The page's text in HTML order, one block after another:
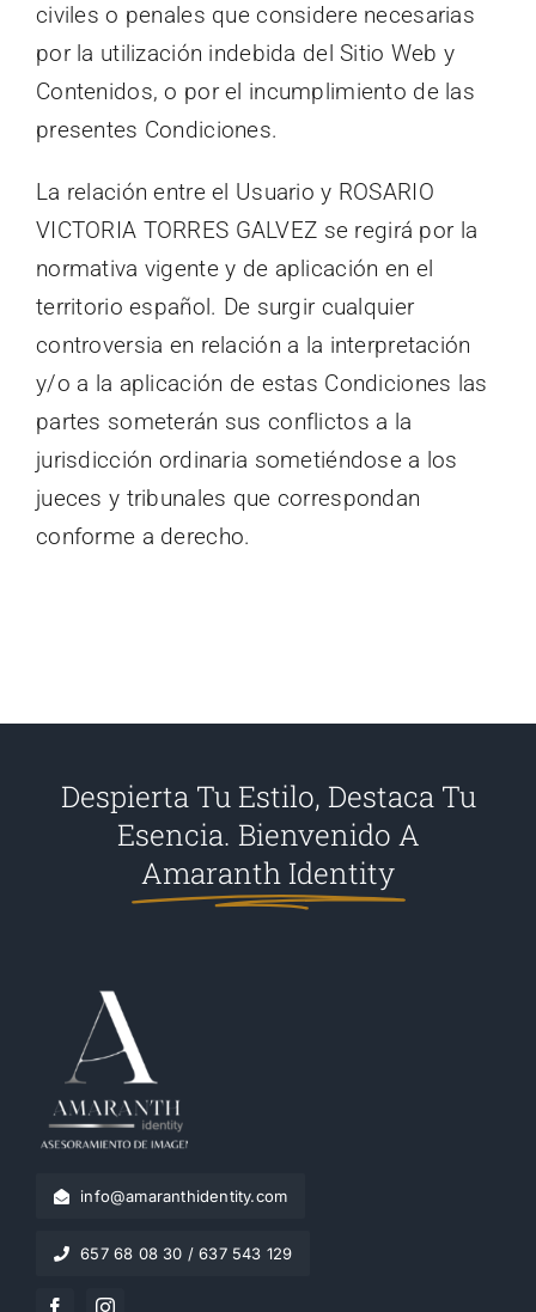
civiles o penales que considere necesarias
por la utilización indebida del Sitio Web y
Contenidos, o por el incumplimiento de las
presentes Condiciones.
La relación entre el Usuario y ROSARIO
VICTORIA TORRES GALVEZ se regirá por la
normativa vigente y de aplicación en el
territorio español. De surgir cualquier
controversia en relación a la interpretación
y/o a la aplicación de estas Condiciones las
partes someterán sus conflictos a la
jurisdicción ordinaria sometiéndose a los
jueces y tribunales que correspondan
conforme a derecho.
Despierta Tu Estilo, Destaca Tu
Esencia. Bienvenido A
Amaranth Identity
info@amaranthidentity.com
657 68 08 30 / 637 543 129